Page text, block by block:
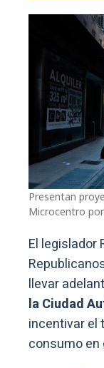
Presentan
Microcentro
El legislador
llevar
la Ciudad
incentivar el
consumo en